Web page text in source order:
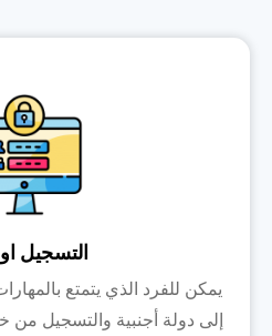
التسجيل
يمكن للفرد الذي يتمتع
إلى دولة أجنبية والتسجيل من